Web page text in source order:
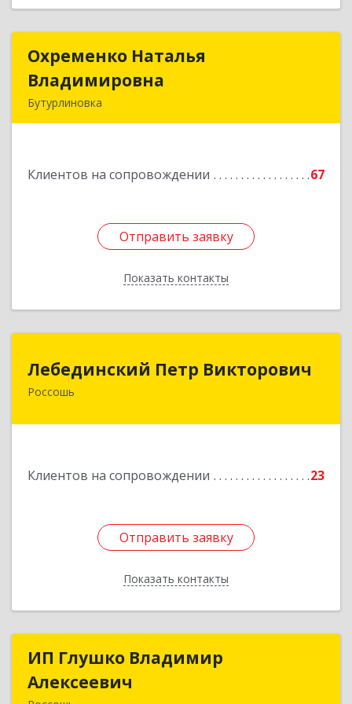
Охременко Наталья
Владимировна
Бутурлиновка
Клиентов на сопровождении 67
Отправить заявку
Показать контакты
Охременко Наталья
Отправить заявку
Назад
Лебединский Петр Викторович
Россошь
Клиентов на сопровождении 23
Отправить заявку
Показать контакты
Лебединский Петр Викторович
396650, Воронежская обл., г. Россошь, пер.
Отправить заявку
Назад
ИП Глушко Владимир
Алексеевич
ИП Глушко Владимир